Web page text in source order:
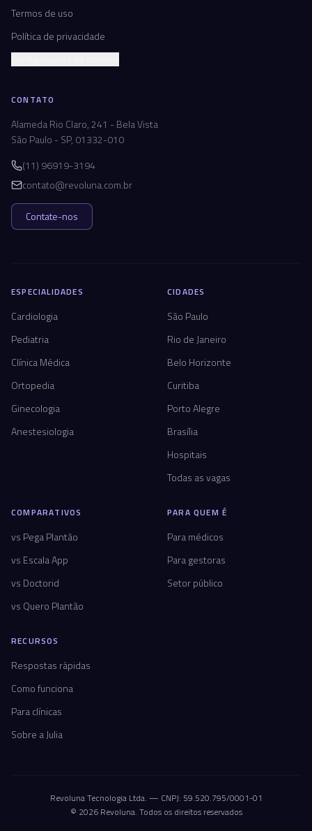
Termos de uso
Política de privacidade
CONTATO
Alameda Rio Claro, 241 - Bela Vista
São Paulo - SP, 01332-010
(11) 96919-3194
contato@revoluna.com.br
Contate-nos
ESPECIALIDADES
Cardiologia
Pediatria
Clínica Médica
Ortopedia
Ginecologia
Anestesiologia
CIDADES
São Paulo
Rio de Janeiro
Belo Horizonte
Curitiba
Porto Alegre
Brasília
Hospitais
Todas as vagas
COMPARATIVOS
vs Pega Plantão
vs Escala App
vs Doctorid
vs Quero Plantão
PARA QUEM É
Para médicos
Para gestoras
Setor público
RECURSOS
Respostas rápidas
Como funciona
Para clínicas
Sobre a Julia
Revoluna Tecnologia Ltda. — CNPJ: 59.520.795/0001-01
© 2026 Revoluna. Todos os direitos reservados